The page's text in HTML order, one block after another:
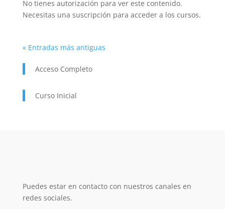
No tienes autorización para ver este contenido.
Necesitas una suscripción para acceder a los cursos.
« Entradas más antiguas
Acceso Completo
Curso Inicial
Puedes estar en contacto con nuestros canales en
redes sociales.